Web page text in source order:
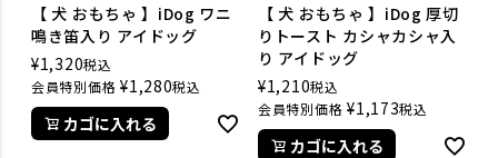
【 犬 おもちゃ 】iDog ワニ
鳴き笛入り アイドッグ
¥1,320税込
会員特別価格 ¥1,280税込
カゴに入れる
【 犬 おもちゃ 】iDog 厚切
りトースト カシャカシャ入
り アイドッグ
¥1,210税込
会員特別価格 ¥1,173税込
カゴに入れる